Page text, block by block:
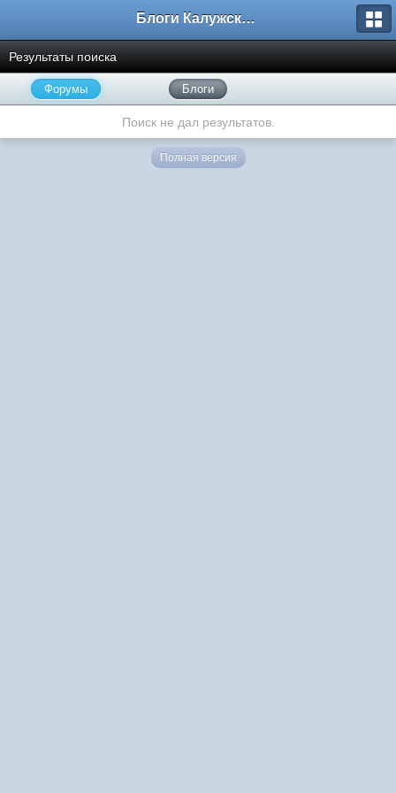
Блоги Калужского перекрестка
Результаты поиска
Форумы Блоги
Поиск не дал результатов.
Полная версия